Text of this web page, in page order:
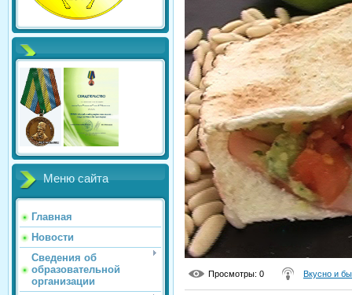
Меню сайта
Главная
Новости
Сведения об
образовательной
организации
Просмотры: 0 Вкусно и